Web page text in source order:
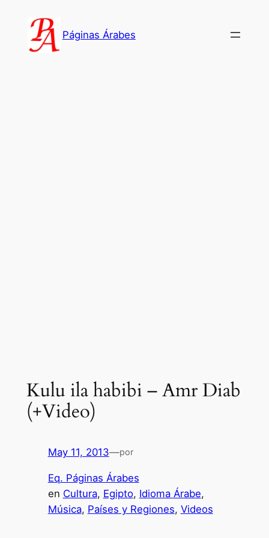
contenido
Páginas Árabes
Kulu ila habibi – Amr Diab
(+Video)
May 11, 2013—por
Eq. Páginas Árabes
en Cultura, Egipto, Idioma Árabe
Música, Países y Regiones, Videos